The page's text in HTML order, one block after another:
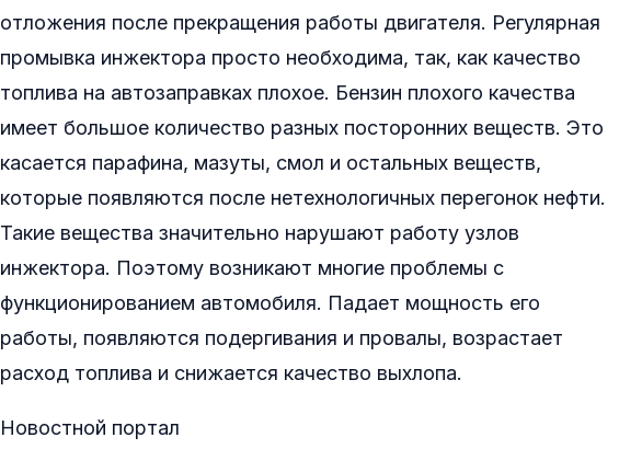
отложения после прекращения работы двигателя. Регулярная
промывка инжектора просто необходима, так, как качество
топлива на автозаправках плохое. Бензин плохого качества
имеет большое количество разных посторонних веществ. Это
касается парафина, мазуты, смол и остальных веществ,
которые появляются после нетехнологичных перегонок нефти.
Такие вещества значительно нарушают работу узлов
инжектора. Поэтому возникают многие проблемы с
функционированием автомобиля. Падает мощность его
работы, появляются подергивания и провалы, возрастает
расход топлива и снижается качество выхлопа.
Новостной портал